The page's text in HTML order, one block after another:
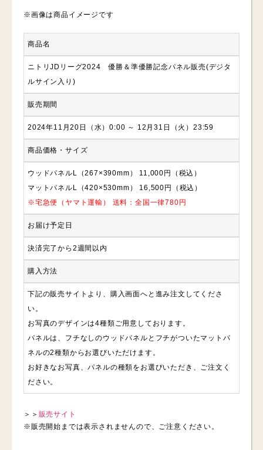
※画像は商品イメージです
商品名
ニトリJDリーグ2024 優勝＆準優勝記念パネル販売(デジタ
ルサイン入り)
販売期間
2024年11月20日（水）0:00 ～ 12月31日（火）23:59
商品価格・サイズ
ウッドパネルL（267×390mm） 11,000円（税込）
マットパネルL（420×530mm） 16,500円（税込）
※宅急便（ヤマト運輸） 送料：全国一律780円
お届け予定日
決済完了から2週間以内
購入方法
下記の販売サイトより、購入画面へと進み注文してくださ
い。
お写真のデザインは4種類ご用意しております。
パネルは、フチなしのウッドパネルとフチがついたマットパ
ネルの2種類からお選びいただけます。
お好きなお写真、パネルの種類をお選びいただき、ご注文く
ださい。
＞＞ 販売サイト
※販売開始までは表示されませんので、ご注意ください。